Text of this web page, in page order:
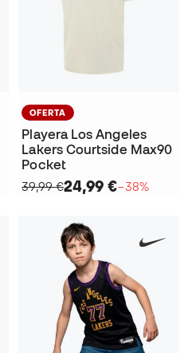
OFERTA
Playera Los Angeles
Lakers Courtside Max90
Pocket
39,99 €24,99 €−38%